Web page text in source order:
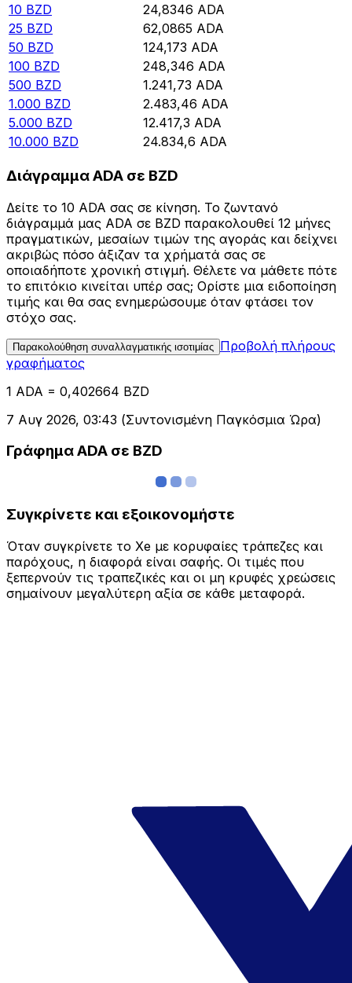
10 BZD 24,8346 ADA
25 BZD 62,0865 ADA
50 BZD 124,173 ADA
100 BZD 248,346 ADA
500 BZD 1.241,73 ADA
1.000 BZD 2.483,46 ADA
5.000 BZD 12.417,3 ADA
10.000 BZD 24.834,6 ADA
Διάγραμμα ADA σε BZD
Δείτε το 10 ADA σας σε κίνηση. Το ζωντανό
διάγραμμά μας ADA σε BZD παρακολουθεί 12 μήνες
πραγματικών, μεσαίων τιμών της αγοράς και δείχνει
ακριβώς πόσο άξιζαν τα χρήματά σας σε
οποιαδήποτε χρονική στιγμή. Θέλετε να μάθετε πότε
το επιτόκιο κινείται υπέρ σας; Ορίστε μια ειδοποίηση
τιμής και θα σας ενημερώσουμε όταν φτάσει τον
στόχο σας.
Παρακολούθηση συναλλαγματικής ισοτιμίας Προβολή πλήρους
γραφήματος
1 ADA = 0,402664 BZD
7 Αυγ 2026, 03:43 (Συντονισμένη Παγκόσμια Ώρα)
Γράφημα ADA σε BZD
Συγκρίνετε και εξοικονομήστε
Όταν συγκρίνετε το Xe με κορυφαίες τράπεζες και
παρόχους, η διαφορά είναι σαφής. Οι τιμές που
ξεπερνούν τις τραπεζικές και οι μη κρυφές χρεώσεις
σημαίνουν μεγαλύτερη αξία σε κάθε μεταφορά.